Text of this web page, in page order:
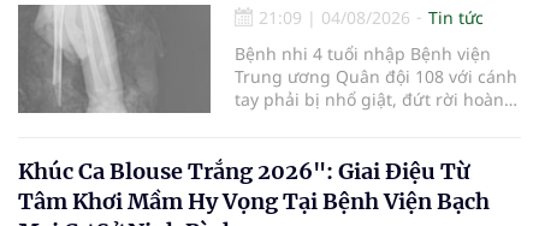
hiến và ghép mô tạng.
21:09 | 04/08/2026
Tin tức
Bệnh nhi 4 tuổi nhập Bệnh viện
Trung ương Quân đội 108 với cánh
tay phải bị nhổ giật, đứt rời hoàn
thương nặng và thời gian thiếu
máu kéo dài, các bác sĩ đã tái lập
tuần hoàn thành công sau ca vi
Khúc Ca Blouse Trắng 2026": Giai Điệu Từ
Tâm Khơi Mầm Hy Vọng Tại Bệnh Viện Bạch